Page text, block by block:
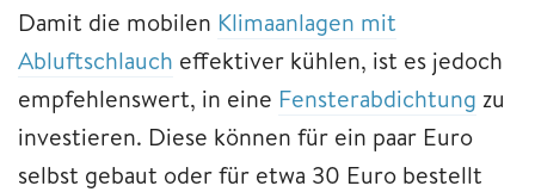
Damit die mobilen Klimaanlagen mit
Abluftschlauch effektiver kühlen, ist es jedoch
empfehlenswert, in eine Fensterabdichtung zu
investieren. Diese können für ein paar Euro
selbst gebaut oder für etwa 30 Euro bestellt